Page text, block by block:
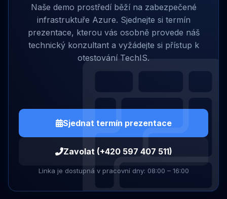
Naše demo prostředí běží na zabezpečené
infrastruktuře Azure. Sjednejte si termín
prezentace, kterou vás osobně provede náš
technický konzultant a vyžádejte si přístup k
otestování TechIS.
Sjednat termín prezentace
Zavolat (+420 597 407 511)
Linka je dostupná v pracovní dny: 08:00 – 16:00